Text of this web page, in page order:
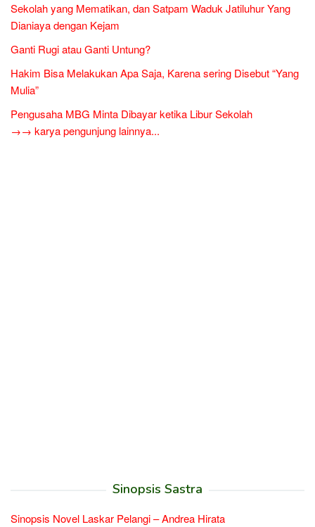
Sekolah yang Mematikan, dan Satpam Waduk Jatiluhur Yang
Dianiaya dengan Kejam
Ganti Rugi atau Ganti Untung?
Hakim Bisa Melakukan Apa Saja, Karena sering Disebut “Yang
Mulia”
Pengusaha MBG Minta Dibayar ketika Libur Sekolah
→→ karya pengunjung lainnya...
Sinopsis Sastra
Sinopsis Novel Laskar Pelangi – Andrea Hirata